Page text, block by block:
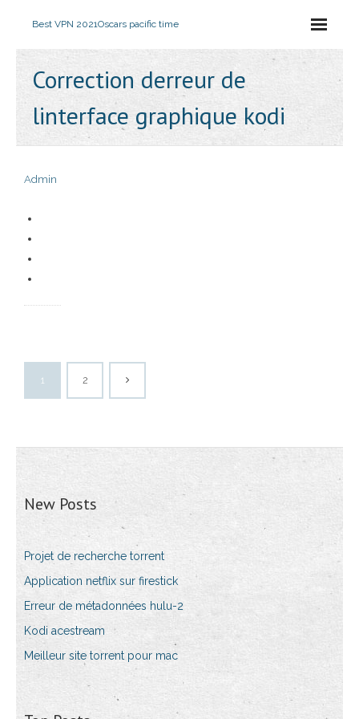
Best VPN 2021Oscars pacific time
Correction derreur de
linterface graphique kodi
Admin
1 2
New Posts
Projet de recherche torrent
Application netflix sur firestick
Erreur de métadonnées hulu-2
Kodi acestream
Meilleur site torrent pour mac